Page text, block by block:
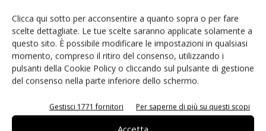
Clicca qui sotto per acconsentire a quanto sopra o per fare
scelte dettagliate. Le tue scelte saranno applicate solamente a
questo sito. È possibile modificare le impostazioni in qualsiasi
momento, compreso il ritiro del consenso, utilizzando i
pulsanti della Cookie Policy o cliccando sul pulsante di gestione
del consenso nella parte inferiore dello schermo.
Gestisci 1771 fornitori Per saperne di più su questi scopi
Accetta